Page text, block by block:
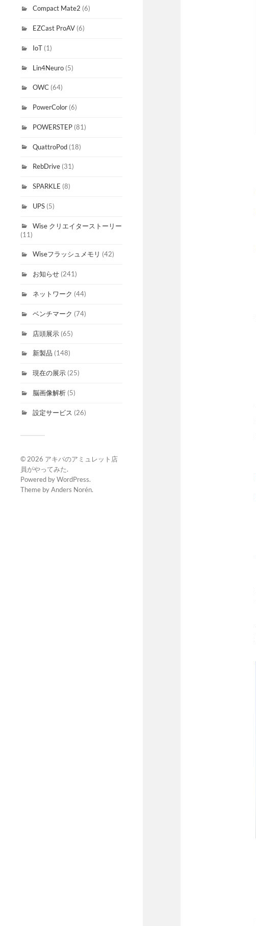
Compact Mate2 (6)
EZCast ProAV (6)
IoT (1)
Lin4Neuro (5)
OWC (64)
PowerColor (6)
POWERSTEP (81)
QuattroPod (18)
RebDrive (31)
SPARKLE (8)
UPS (5)
Wise クリエイターストーリー
(11)
Wiseフラッシュメモリ (42)
お知らせ (241)
ネットワーク (44)
ベンチマーク (74)
店頭展示 (65)
新製品 (148)
現在の展示 (25)
脳画像解析 (5)
設定サービス (26)
© 2026 アキバのアミュレット店
員がやってみた.
Powered byWordPress.
Theme byAnders Norén.